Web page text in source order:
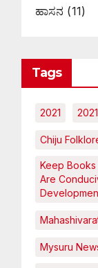
ಹಾಸನ (11)
Tags
2021
Chiju
Keep
Are
Mysuru